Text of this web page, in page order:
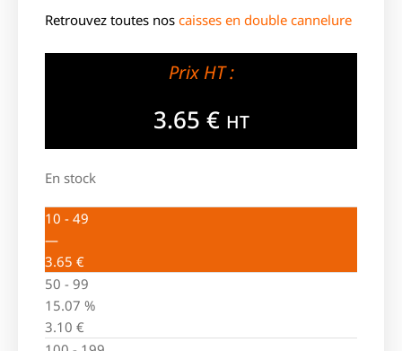
Retrouvez toutes nos caisses en double cannelure
Prix HT :
3.65 € HT
En stock
10 - 49
—
3.65 €
50 - 99
15.07 %
3.10 €